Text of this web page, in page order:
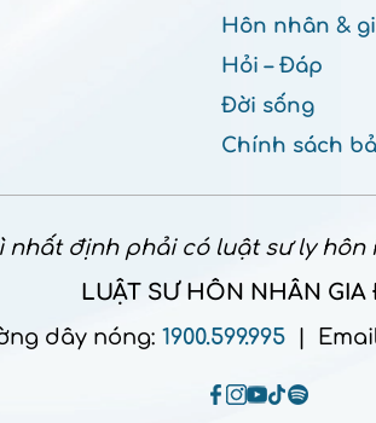
Hôn nhân &
Hỏi – Đáp
Đời sống
Chính sách
định phải có luật sư ly
LUẬT SƯ HÔN NHÂN GIA
dây nóng: 1900.599.995 |